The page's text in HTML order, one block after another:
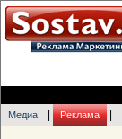
Медиа Реклама